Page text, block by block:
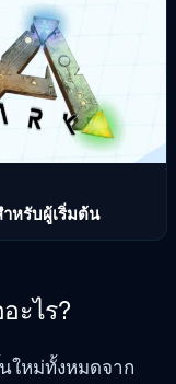
หรับผู้เริ่มต้น
ะไร?
ใหม่ทั้งหมดจาก